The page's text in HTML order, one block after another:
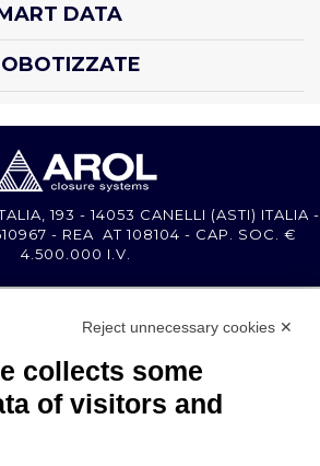
DATA
193 - 14053 CANELLI (ASTI) ITALIA -
- REA AT 108104 - CAP. SOC. €
4.500.000 I.V.
MEMBER OF
Reject unnecessary cookies ✕
collects some
of visitors and